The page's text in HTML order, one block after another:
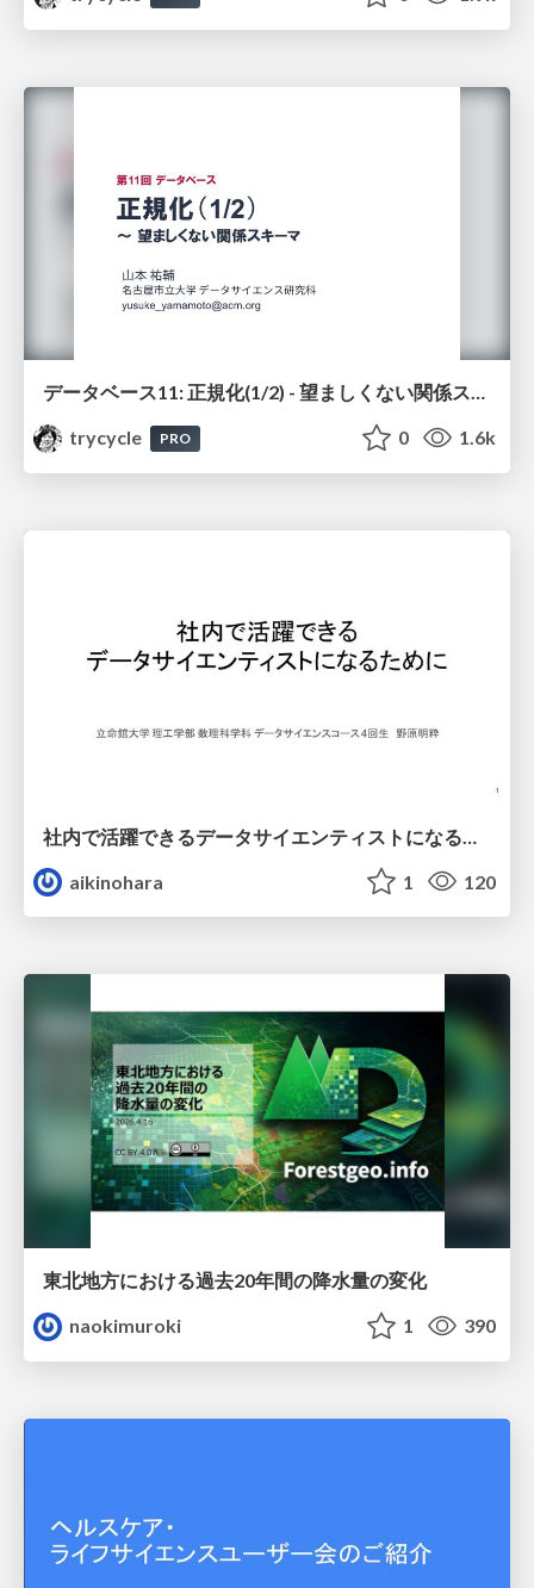
データベース11: 正規化(1/2) - 望ましくない関係スキーマ
trycycle
PRO 0 1.6k
aikinohara
1 120
東北地方における過去20年間の降水量の変化
naokimuroki
1 390